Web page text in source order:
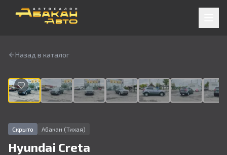
Назад в каталог
Скрыто Абакан (Тихая)
Hyundai Creta